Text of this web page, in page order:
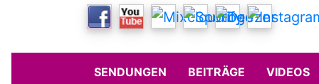
SENDUNGEN BEITRÄGE VIDEOS